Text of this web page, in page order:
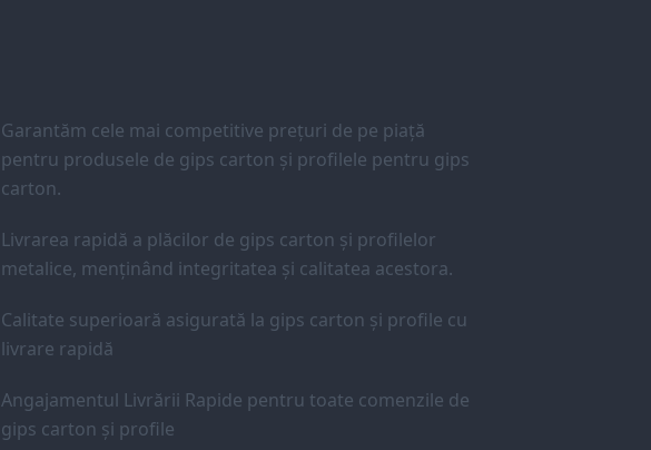
Garantăm cele mai competitive prețuri de pe piață
pentru produsele de gips carton și profilele pentru gips
carton.
Livrarea rapidă a plăcilor de gips carton și profilelor
metalice, menținând integritatea și calitatea acestora.
Calitate superioară asigurată la gips carton și profile cu
livrare rapidă
Angajamentul Livrării Rapide pentru toate comenzile de
gips carton și profile